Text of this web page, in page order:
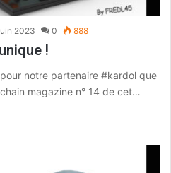
2023 0 888
!
notre partenaire #kardol que
magazine n° 14 de cet…